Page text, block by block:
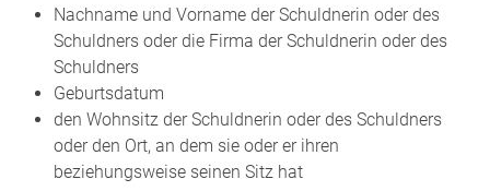
Nachname und Vorname der Schuldnerin oder des
Schuldners oder die Firma der Schuldnerin oder des
Schuldners
Geburtsdatum
den Wohnsitz der Schuldnerin oder des Schuldners
oder den Ort, an dem sie oder er ihren
beziehungsweise seinen Sitz hat